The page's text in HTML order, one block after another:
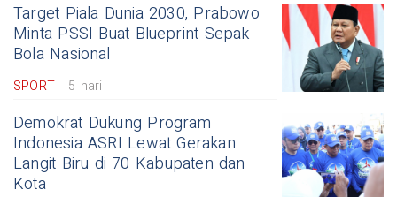
Target Piala Dunia 2030, Prabowo
Minta PSSI Buat Blueprint Sepak
Bola Nasional
SPORT 5 hari
Demokrat Dukung Program
Indonesia ASRI Lewat Gerakan
Langit Biru di 70 Kabupaten dan
Kota